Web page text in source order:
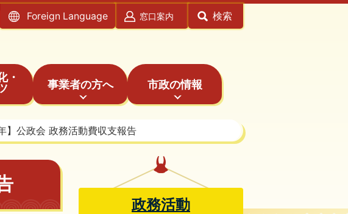
Foreign Language 窓口案内 検索
・
事業者の方へ 市政の情報
】公政会 政務活動費収支報告
政務活動